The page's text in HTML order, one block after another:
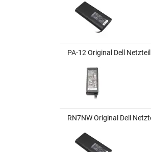
PA-12 Original Dell
RN7NW Original Dell